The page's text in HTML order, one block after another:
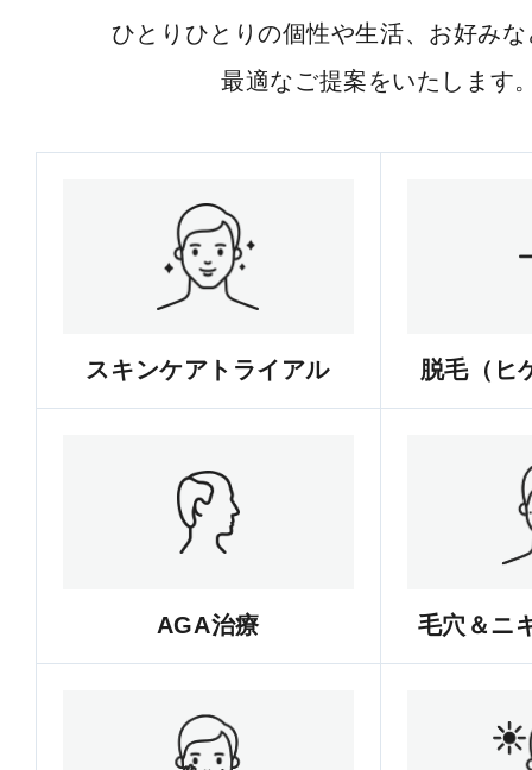
ひとりひとりの個性や生活、お好み
最適なご提案をいたします
スキンケアトライアル 脱毛（ヒ
AGA治療 毛穴＆ニ